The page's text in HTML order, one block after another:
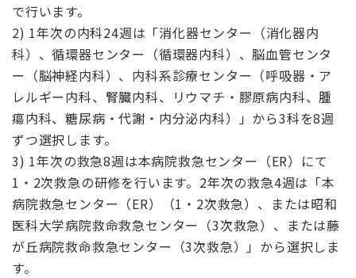
で行います。
2) 1年次の内科24週は「消化器センター（消化器内
科）、循環器センター（循環器内科）、脳血管センタ
ー（脳神経内科）、内科系診療センター（呼吸器・ア
レルギー内科、腎臓内科、リウマチ・膠原病内科、腫
瘍内科、糖尿病・代謝・内分泌内科）」から3科を8週
ずつ選択します。
3) 1年次の救急8週は本病院救急センター（ER）にて
1・2次救急の研修を行います。2年次の救急4週は「本
病院救急センター（ER）（1・2次救急）、または昭和
医科大学病院救命救急センター（3次救急）、または藤
が丘病院救命救急センター（3次救急）」から選択しま
す。